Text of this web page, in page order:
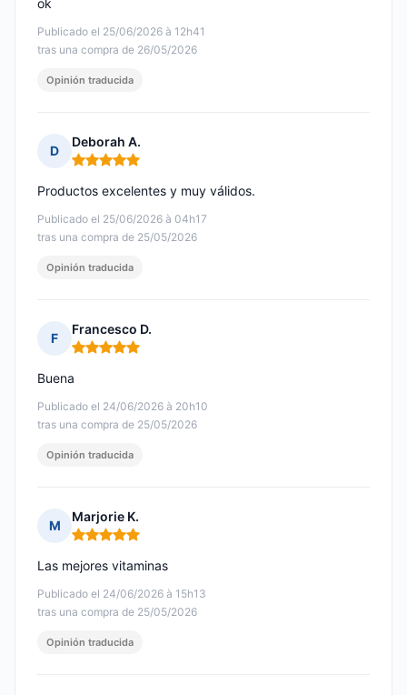
Publicado el 25/06/2026 à 12h41
tras una compra de 26/05/2026
ok
Opinión traducida
D
Deborah A.
Nota: 5 de 5
Publicado el 25/06/2026 à 04h17
tras una compra de 25/05/2026
Productos excelentes y muy válidos.
Opinión traducida
F
Francesco D.
Nota: 5 de 5
Publicado el 24/06/2026 à 20h10
tras una compra de 25/05/2026
Buena
Opinión traducida
M
Marjorie K.
Nota: 5 de 5
Publicado el 24/06/2026 à 15h13
tras una compra de 25/05/2026
Las mejores vitaminas
Opinión traducida